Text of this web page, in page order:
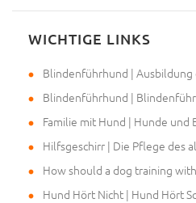
WICHTIGE LINKS
Blindenführhund |
Blindenführhund |
Familie mit Hund | Hunde und
Hilfsgeschirr | Die Pflege des
How should a dog training
Hund Hört Nicht | Hund Hört